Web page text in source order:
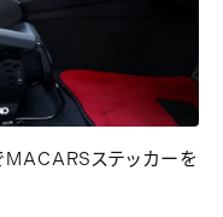
MACARSステッカーを